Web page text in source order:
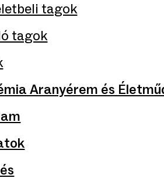
tagok
tagok
Aranyérem és